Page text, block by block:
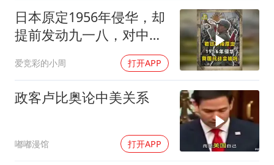
日本原定1956年侵华，却
提前发动九一八，对中国
爱竞彩的小周 打开APP
政客卢比奥论中美关系
嘟嘟漫馆 打开APP